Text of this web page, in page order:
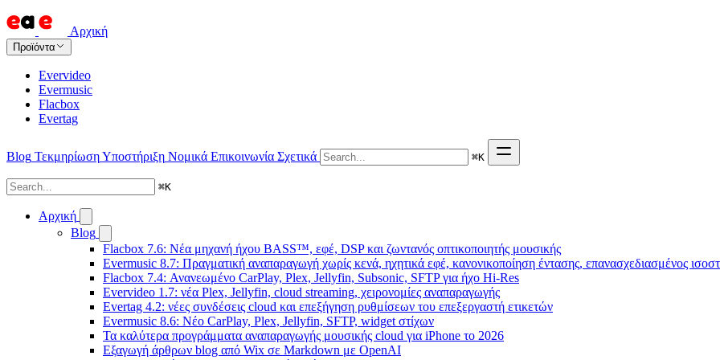
Αρχική
Προϊόντα
Evervideo
Evermusic
Flacbox
Evertag
Blog ΤεκμηρίωσηΥποστήριξη Νομικά Επικοινωνία Σχετικά ⌘K
⌘K
Αρχική
Blog
Flacbox 7.6: Νέα μηχανή ήχου BASS™, εφέ, DSP και ζωντανός οπτικοποιητής μουσικής
Evermusic 8.7: Πραγματική αναπαραγωγή χωρίς κενά, ηχητικά εφέ, κανονικοποίηση έντασης, επανασχεδιασμένος
Flacbox 7.4: Ανανεωμένο CarPlay, Plex, Jellyfin, Subsonic, SFTP για ήχο Hi-Res
Evervideo 1.7: νέα Plex, Jellyfin, cloud streaming, χειρονομίες αναπαραγωγής
Evertag 4.2: νέες συνδέσεις cloud και επεξήγηση ρυθμίσεων του επεξεργαστή ετικετών
Evermusic 8.6: Νέο CarPlay, Plex, Jellyfin, SFTP, widget στίχων
Τα καλύτερα προγράμματα αναπαραγωγής μουσικής cloud για iPhone το 2026
Εξαγωγή άρθρων blog από Wix σε Markdown με OpenAI